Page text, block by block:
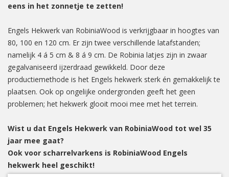
eens in het zonnetje te zetten!
Engels Hekwerk van RobiniaWood is verkrijgbaar in hoogtes van
80, 100 en 120 cm. Er zijn twee verschillende latafstanden;
namelijk 4 á 5 cm & 8 á 9 cm. De Robinia latjes zijn in zwaar
gegalvaniseerd ijzerdraad gewikkeld. Door deze
productiemethode is het Engels hekwerk sterk én gemakkelijk te
plaatsen. Ook op ongelijke ondergronden geeft het geen
problemen; het hekwerk glooit mooi mee met het terrein.
Wist u dat Engels Hekwerk van RobiniaWood tot wel 35
jaar mee gaat?
Ook voor scharrelvarkens is RobiniaWood Engels
hekwerk heel geschikt!